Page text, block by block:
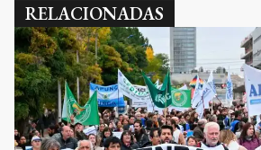
RELACIONADAS